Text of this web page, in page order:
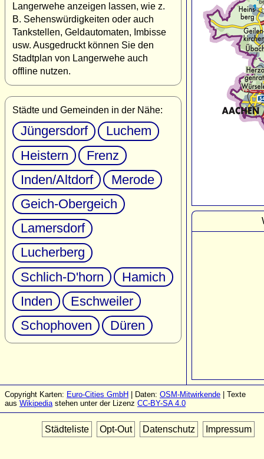
Langerwehe anzeigen lassen, wie z.
B. Sehenswürdigkeiten oder auch
Tankstellen, Geldautomaten, Imbisse
usw. Ausgedruckt können Sie den
Stadtplan von Langerwehe auch
offline nutzen.
Städte und Gemeinden in der Nähe:
Jüngersdorf
Luchem
Heistern
Frenz
Inden/Altdorf
Merode
Geich-Obergeich
Lamersdorf
Lucherberg
Schlich-D'horn
Hamich
Inden
Eschweiler
Schophoven
Düren
Copyright Karten: Euro-Cities GmbH | Daten: OSM-Mitwirkende | Texte
aus Wikipediastehen unter der Lizenz CC-BY-SA 4.0
Städteliste Opt-Out Datenschutz Impressum